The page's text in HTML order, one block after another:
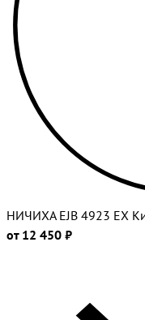
НИЧИХА EJB 4923 EX
от 12 450 ₽